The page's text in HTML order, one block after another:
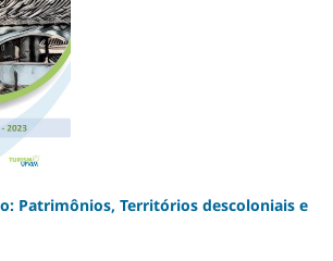
Patrimônios, Territórios descoloniais e